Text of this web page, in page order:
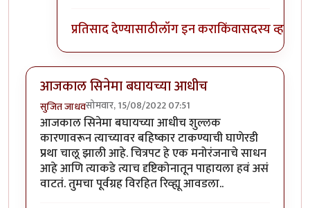
प्रतिसाद देण्यासाठीलॉग इन कराकिंवासदस्य व्हा
आजकाल सिनेमा बघायच्या आधीच
सुजित जाधवसोमवार, 15/08/2022 07:51
आजकाल सिनेमा बघायच्या आधीच शुल्लक
कारणावरून त्याच्यावर बहिष्कार टाकण्याची घाणेरडी
प्रथा चालू झाली आहे. चित्रपट हे एक मनोरंजनाचे साधन
आहे आणि त्याकडे त्याच दृष्टिकोनातून पाहायला हवं असं
वाटतं. तुमचा पूर्वग्रह विरहित रिव्ह्यू आवडला..